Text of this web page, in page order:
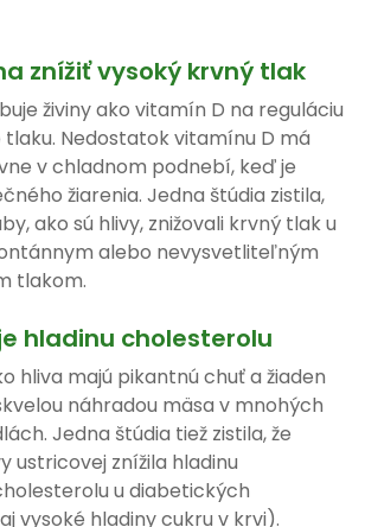
znížiť vysoký krvný tlak
živiny ako vitamín D na reguláciu
Nedostatok vitamínu D má
v chladnom podnebí, keď je
žiarenia. Jedna štúdia zistila,
ako sú hlivy, znižovali krvný tlak u
alebo nevysvetliteľným
tlakom.
hladinu cholesterolu
hliva majú pikantnú chuť a žiaden
náhradou mäsa v mnohých
Jedna štúdia tiež zistila, že
ustricovej znížila hladinu
u diabetických
vysoké hladiny cukru v krvi).